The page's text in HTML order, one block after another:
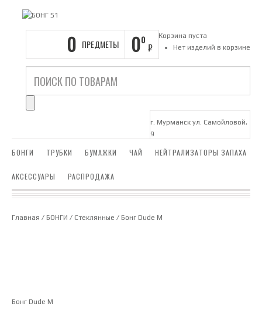
0 ПРЕДМЕТЫ 00
₽
Корзина пуста
Нет изделий в корзине
г. Мурманск ул. Самойловой,
9
БОНГИ ТРУБКИ БУМАЖКИ ЧАЙ НЕЙТРАЛИЗАТОРЫ ЗАПАХА
АКСЕССУАРЫ РАСПРОДАЖА
Главная / БОНГИ / Стеклянные / Бонг Dude M
Бонг Dude M